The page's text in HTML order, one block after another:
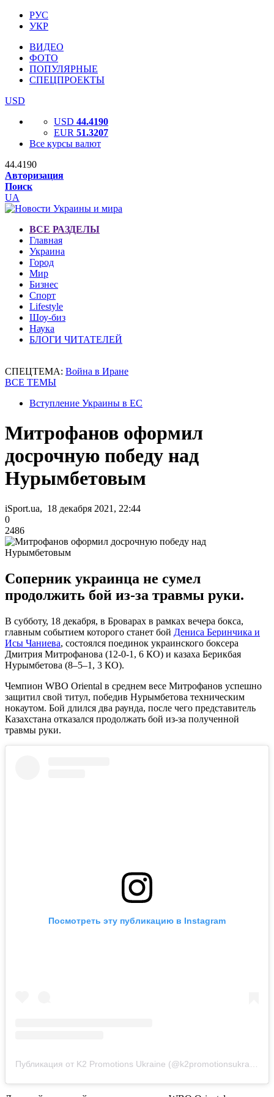
РУС
УКР
ВИДЕО
ФОТО
ПОПУЛЯРНЫЕ
СПЕЦПРОЕКТЫ
USD
USD 44.4190
EUR 51.3207
Все курсы валют
44.4190
Авторизация
Поиск
UA
ВСЕ РАЗДЕЛЫ
Главная
Украина
Город
Мир
Бизнес
Спорт
Lifestyle
Шоу-биз
Наука
БЛОГИ ЧИТАТЕЛЕЙ
СПЕЦТЕМА: Война в Иране
ВСЕ ТЕМЫ
Вступление Украины в ЕС
Митрофанов оформил
досрочную победу над
Нурымбетовым
iSport.ua, 18 декабря 2021, 22:44
0
2486
Соперник украинца не сумел
продолжить бой из-за травмы руки.
В субботу, 18 декабря, в Броварах в рамках вечера бокса,
главным событием которого станет бой Дениса Беринчика и
Исы Чаниева, состоялся поединок украинского боксера
Дмитрия Митрофанова (12-0-1, 6 КО) и казаха Берикбая
Нурымбетова (8–5–1, 3 КО).
Чемпион WBO Oriental в среднем весе Митрофанов успешно
защитил свой титул, победив Нурымбетова техническим
нокаутом. Бой длился два раунда, после чего представитель
Казахстана отказался продолжать бой из-за полученной
травмы руки.
Посмотреть эту публикацию в Instagram